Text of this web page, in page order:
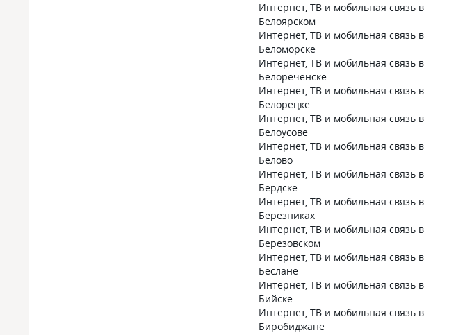
Интернет, ТВ и мобильная связь в
Белоярском
Интернет, ТВ и мобильная связь в
Беломорске
Интернет, ТВ и мобильная связь в
Белореченске
Интернет, ТВ и мобильная связь в
Белорецке
Интернет, ТВ и мобильная связь в
Белоусове
Интернет, ТВ и мобильная связь в
Белово
Интернет, ТВ и мобильная связь в
Бердске
Интернет, ТВ и мобильная связь в
Березниках
Интернет, ТВ и мобильная связь в
Березовском
Интернет, ТВ и мобильная связь в
Беслане
Интернет, ТВ и мобильная связь в
Бийске
Интернет, ТВ и мобильная связь в
Биробиджане